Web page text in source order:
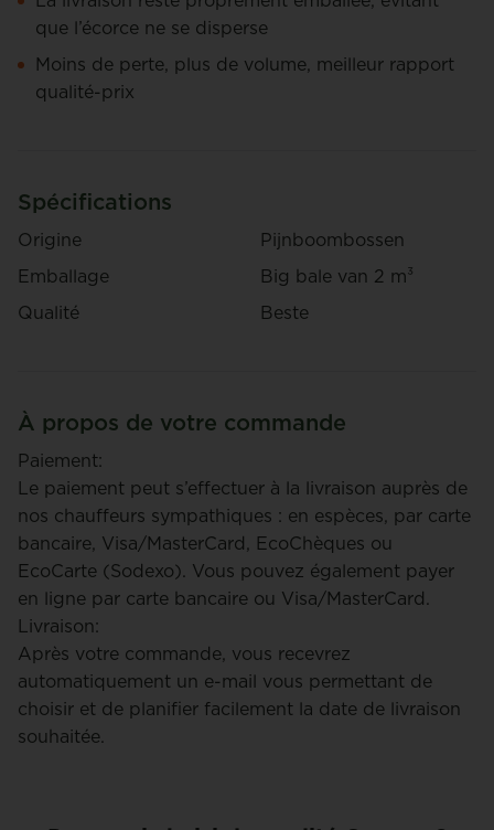
que l’écorce ne se disperse
Moins de perte, plus de volume, meilleur rapport
qualité-prix
Spécifications
Origine
Pijnboombossen
Emballage
Big bale van 2 m³
Qualité
Beste
À propos de votre commande
Paiement:
Le paiement peut s’effectuer à la livraison auprès de
nos chauffeurs sympathiques : en espèces, par carte
bancaire, Visa/MasterCard, EcoChèques ou
EcoCarte (Sodexo). Vous pouvez également payer
en ligne par carte bancaire ou Visa/MasterCard.
Livraison:
Après votre commande, vous recevrez
automatiquement un e-mail vous permettant de
choisir et de planifier facilement la date de livraison
souhaitée.